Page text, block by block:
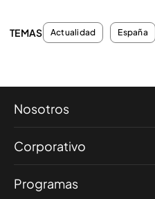
TEMAS Actualidad España
Nosotros
Corporativo
Programas